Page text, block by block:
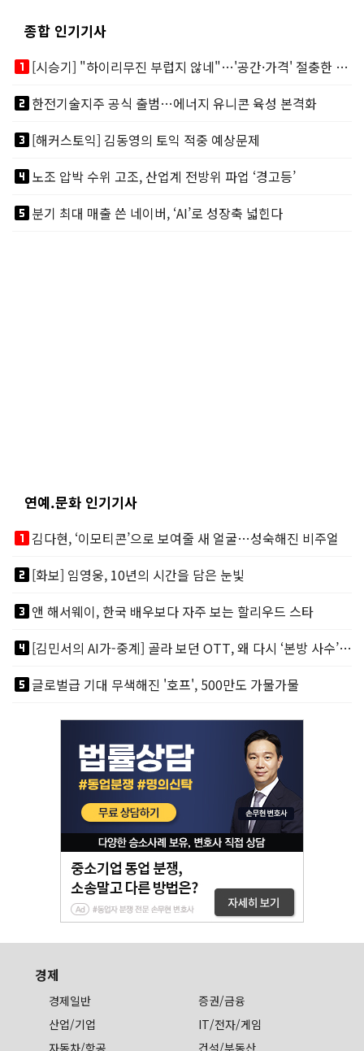
종합 인기기사
looks_one
[시승기] "하이리무진 부럽지 않네"…'공간·가격' 절충한 카니발 하이루프
looks_two한전기술지주 공식 출범…에너지 유니콘 육성 본격화
looks_3[해커스토익] 김동영의 토익 적중 예상문제
looks_4노조 압박 수위 고조, 산업계 전방위 파업 ‘경고등’
looks_5분기 최대 매출 쓴 네이버, ‘AI’로 성장축 넓힌다
연예.문화 인기기사
looks_one김다현, ‘이모티콘’으로 보여줄 새 얼굴…성숙해진 비주얼
looks_two[화보] 임영웅, 10년의 시간을 담은 눈빛
looks_3앤 해서웨이, 한국 배우보다 자주 보는 할리우드 스타
looks_4
[김민서의 AI가-중계] 골라 보던 OTT, 왜 다시 ‘본방 사수’를 부르나
looks_5글로벌급 기대 무색해진 '호프', 500만도 가물가물
경제
경제일반
증권/금융
산업/기업
IT/전자/게임
자동차/항공
건설/부동산